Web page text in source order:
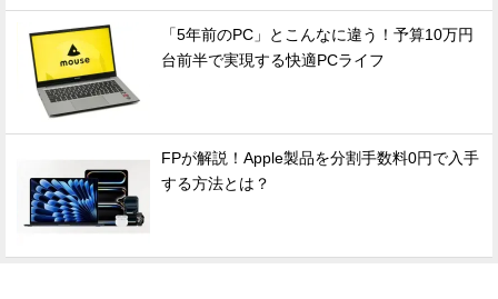
「5年前のPC」とこんなに違う！予算10万円
台前半で実現する快適PCライフ
FPが解説！Apple製品を分割手数料0円で入手
する方法とは？